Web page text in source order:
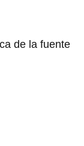
de la fuente